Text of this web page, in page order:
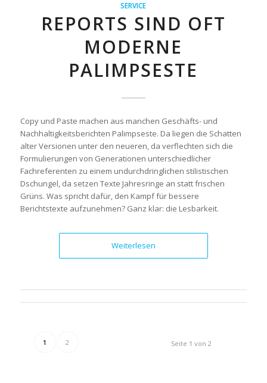
SERVICE
REPORTS SIND OFT
MODERNE
PALIMPSESTE
Copy und Paste machen aus manchen Geschäfts- und
Nachhaltigkeitsberichten Palimpseste. Da liegen die Schatten
alter Versionen unter den neueren, da verflechten sich die
Formulierungen von Generationen unterschiedlicher
Fachreferenten zu einem undurchdringlichen stilistischen
Dschungel, da setzen Texte Jahresringe an statt frischen
Grüns. Was spricht dafür, den Kampf für bessere
Berichtstexte aufzunehmen? Ganz klar: die Lesbarkeit.
Weiterlesen
Seite 1 von 2
1 2